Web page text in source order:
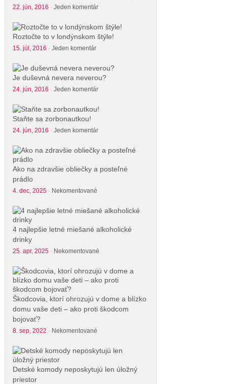
22. jún, 2016 · Jeden komentár
Roztočte to v londýnskom štýle!
15. júl, 2016 · Jeden komentár
Je duševná nevera neverou?
24. jún, 2016 · Jeden komentár
Staňte sa zorbonautkou!
24. jún, 2016 · Jeden komentár
Ako na zdravšie obliečky a posteľné
prádlo
4. dec, 2025· Nekomentované
4 najlepšie letné miešané alkoholické
drinky
25. apr, 2025· Nekomentované
Škodcovia, ktorí ohrozujú v dome a blízko
domu vaše deti – ako proti škodcom
bojovať?
8. sep, 2022 · Nekomentované
Detské komody neposkytujú len úložný
priestor